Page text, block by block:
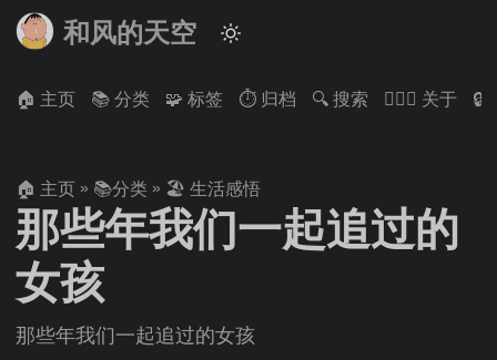
和风的天空
🏠 主页 📚 分类 🧩 标签 ⏱ 归档 🔍 搜索 🙋🏻‍♂️ 关于 🔒
🏠 主页 » 📚分类 » 🏖 生活感悟
那些年我们一起追过的
女孩
那些年我们一起追过的女孩